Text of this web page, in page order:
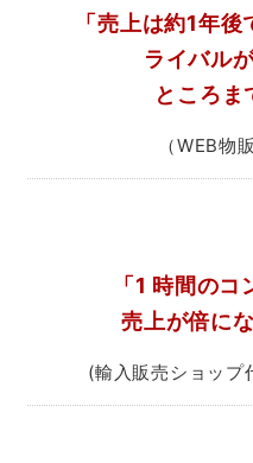
「売上は約1年
ライバル
ところま
（WEB物
「1 時間のコ
売上が倍に
(輸入販売ショップ